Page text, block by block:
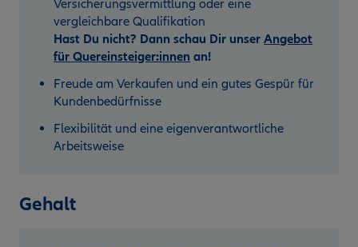
Versicherungsvermittlung oder eine
vergleichbare Qualifikation
Hast Du nicht? Dann schau Dir unserAngebot
für Quereinsteiger:innen an!
Freude am Verkaufen und ein gutes Gespür für
Kundenbedürfnisse
Flexibilität und eine eigenverantwortliche
Arbeitsweise
Gehalt